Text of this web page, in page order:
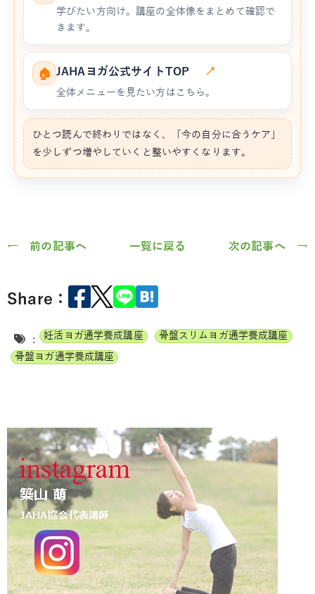
学びたい方向け。講座の全体像をまとめて確認で
きます。
🏠 JAHAヨガ公式サイトTOP ↗
全体メニューを見たい方はこちら。
ひとつ読んで終わりではなく、「今の自分に合うケア」
を少しずつ増やしていくと整いやすくなります。
← 前の記事へ 一覧に戻る 次の記事へ →
Share：
: 妊活ヨガ通学養成講座
骨盤スリムヨガ通学養成講座
骨盤ヨガ通学養成講座